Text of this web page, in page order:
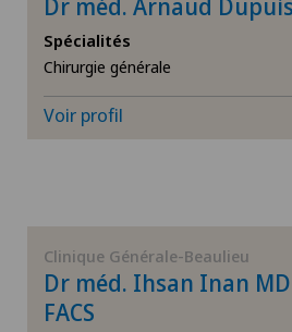
Cancer de la prostate
Cancer du sein
Cardiologie
Chirurgie biliaire
Chirurgie cervico-faciale
Dr méd. Arnaud Dupuis
Spécialités
Chirurgie générale
Voir profil
Clinique Générale-Beaulieu
Dr méd. Ihsan Inan MD
FACS